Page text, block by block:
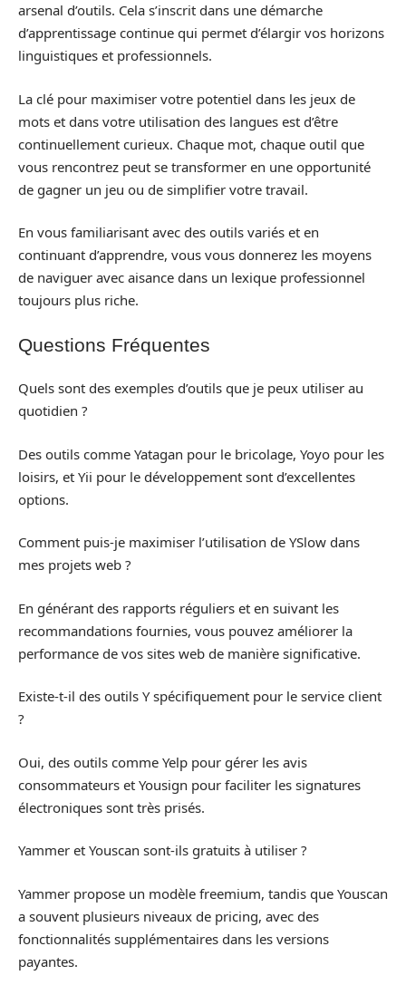
arsenal d’outils. Cela s’inscrit dans une démarche
d’apprentissage continue qui permet d’élargir vos horizons
linguistiques et professionnels.
La clé pour maximiser votre potentiel dans les jeux de
mots et dans votre utilisation des langues est d’être
continuellement curieux. Chaque mot, chaque outil que
vous rencontrez peut se transformer en une opportunité
de gagner un jeu ou de simplifier votre travail.
En vous familiarisant avec des outils variés et en
continuant d’apprendre, vous vous donnerez les moyens
de naviguer avec aisance dans un lexique professionnel
toujours plus riche.
Questions Fréquentes
Quels sont des exemples d’outils que je peux utiliser au
quotidien ?
Des outils comme Yatagan pour le bricolage, Yoyo pour les
loisirs, et Yii pour le développement sont d’excellentes
options.
Comment puis-je maximiser l’utilisation de YSlow dans
mes projets web ?
En générant des rapports réguliers et en suivant les
recommandations fournies, vous pouvez améliorer la
performance de vos sites web de manière significative.
Existe-t-il des outils Y spécifiquement pour le service client
?
Oui, des outils comme Yelp pour gérer les avis
consommateurs et Yousign pour faciliter les signatures
électroniques sont très prisés.
Yammer et Youscan sont-ils gratuits à utiliser ?
Yammer propose un modèle freemium, tandis que Youscan
a souvent plusieurs niveaux de pricing, avec des
fonctionnalités supplémentaires dans les versions
payantes.